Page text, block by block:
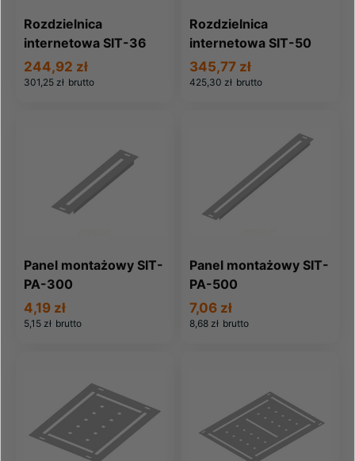
Rozdzielnica
internetowa SIT-36
301,25 zł brutto
244,92 zł
Rozdzielnica
internetowa SIT-50
425,30 zł brutto
345,77 zł
Panel montażowy SIT-
PA-300
5,15 zł brutto
4,19 zł
Panel montażowy SIT-
PA-500
8,68 zł brutto
7,06 zł